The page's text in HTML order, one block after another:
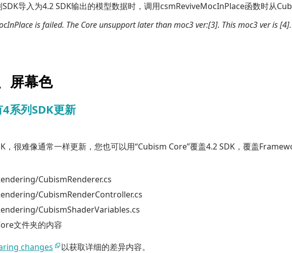
导入为4.2 SDK输出的模型数据时，调用csmReviveMocInPlace函数时从
is failed. The Core unsupport later than moc3 ver:[3]. This moc3 ver is [4].
屏幕色
系列SDK更新
，很难像通常一样更新，您也可以用“Cubism Core”覆盖4.2 SDK，覆盖
CubismRenderer.cs
CubismRenderController.cs
CubismShaderVariables.cs
文件夹的内容
changes 以获取详细的差异内容。